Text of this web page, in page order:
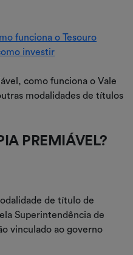
funciona o Tesouro
investir
como funciona o Vale
modalidades de títulos
PREMIÁVEL?
de título de
Superintendência de
vinculado ao governo